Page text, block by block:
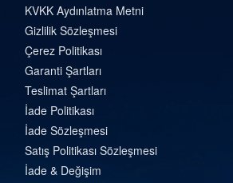
KVKK Aydınlatma Metni
Gizlilik Sözleşmesi
Çerez Politikası
Garanti Şartları
Teslimat Şartları
İade Politikası
İade Sözleşmesi
Satış Politikası Sözleşmesi
İade & Değişim